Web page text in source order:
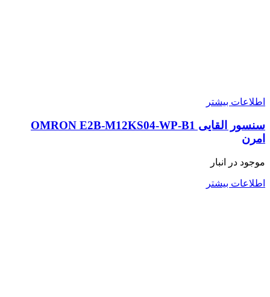
اطلاعات بیشتر
سنسور القایی OMRON E2B-M12KS04-WP-B1
امرن
موجود در انبار
اطلاعات بیشتر